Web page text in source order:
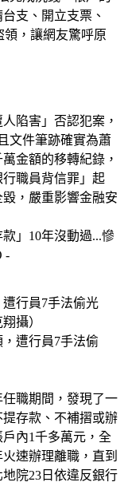
支、開立支票、
，讓網友驚呼原
陷害」否認犯案，
文件筆跡確實為蕭
金額的移轉紀錄，
職員背信罪」起
，嚴重影響金融安
」10年沒動過...慘
-
行員7手法偷光
攝）
遭行員7手法偷
任職期間，發現了一
存款、不補摺或辦
內1千多萬元，全
速辦理離職，直到
院23日依違反銀行